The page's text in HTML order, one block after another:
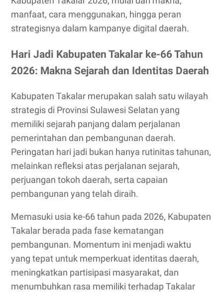
manfaat, cara menggunakan, hingga peran
strategisnya dalam kampanye digital daerah.
Hari Jadi Kabupaten Takalar ke-66 Tahun
2026: Makna Sejarah dan Identitas Daerah
Kabupaten Takalar merupakan salah satu wilayah
strategis di Provinsi Sulawesi Selatan yang
memiliki sejarah panjang dalam perjalanan
pemerintahan dan pembangunan daerah.
Peringatan hari jadi bukan hanya rutinitas tahunan,
melainkan refleksi atas perjalanan sejarah,
perjuangan tokoh daerah, serta capaian
pembangunan yang telah diraih.
Memasuki usia ke-66 tahun pada 2026, Kabupaten
Takalar berada pada fase kematangan
pembangunan. Momentum ini menjadi waktu
yang tepat untuk memperkuat identitas daerah,
meningkatkan partisipasi masyarakat, dan
menumbuhkan rasa memiliki terhadap Takalar